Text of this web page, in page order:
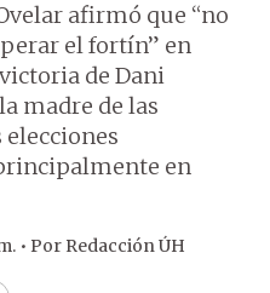
afirmó que “no
el fortín” en
de Dani
madre de las
elecciones
en
• Por Redacción ÚH